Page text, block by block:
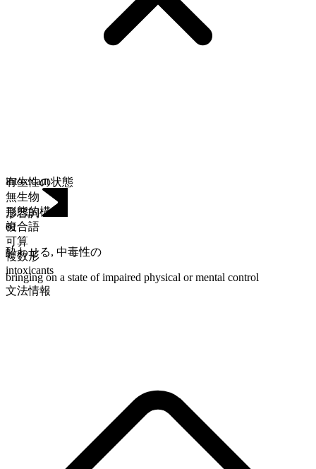
有生性の状態
無生物
形態的構成
複合語
可算
複数形
intoxicants
intoxicant
形容詞
01
酔わせる, 中毒性の
bringing on a state of impaired physical or mental control
文法情報